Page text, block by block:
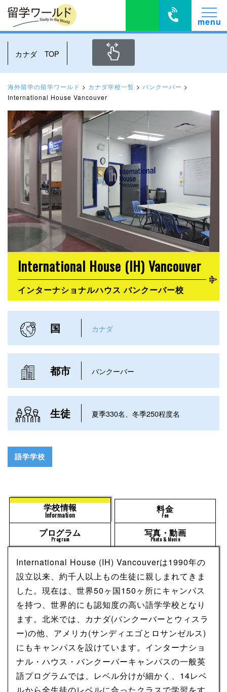
カナダ TOP
海外留学の留学ワールド > カナダ学校一覧 > バンクーバー >
International House Vancouver
International House (IH) Vancouver
インターナショナルハウス バンクーバー校
国 カナダ
都市 バンクーバー
生徒 夏季330名、冬季250程度名
語学学校
学校情報
Information
料金
Fee
プログラム
Program
写真・動画
Photo & Movie
International House (IH) Vancouverは1990年の
設立以来、約千人以上もの生徒に親しまれてきま
した。現在は、世界50ヶ国150ヶ所にキャンパス
を持つ、世界的にも認知度の高い語学学校となり
ます。北米では、カナダ(バンクーバーとウィスラ
ー)の他、アメリカ(サンディエゴとロサンゼルス)
にもキャンパスを設けています。インターナショ
ナル・ハウス・バンクーバーキャンパスの一般英
語プログラムでは、レベル分けが細かく、14レベ